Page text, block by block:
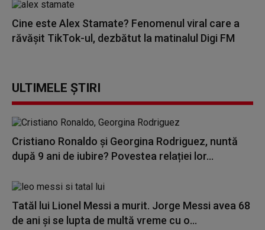
Cine este Alex Stamate? Fenomenul viral care a
răvășit TikTok-ul, dezbătut la matinalul Digi FM
ULTIMELE ȘTIRI
Cristiano Ronaldo și Georgina Rodriguez, nuntă
după 9 ani de iubire? Povestea relației lor...
Tatăl lui Lionel Messi a murit. Jorge Messi avea 68
de ani și se lupta de multă vreme cu o...